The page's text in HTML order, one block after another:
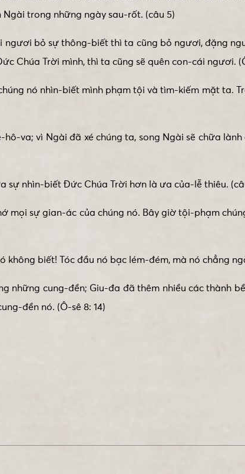
trong những ngày sau-rốt. (câu 5)
ngươi bỏ sự thông-biết thì ta cũng bỏ ngươi, đặng
Chúa Trời mình, thì ta cũng sẽ quên con-cái ngươi.
nó nhìn-biết mình phạm tội và tìm-kiếm mặt ta.
va; vì Ngài đã xé chúng ta, song Ngài sẽ chữa
sự nhìn-biết Đức Chúa Trời hơn là ưa của-lễ thiêu.
mọi sự gian-ác của chúng nó. Bây giờ tội-phạm
không biết! Tóc đầu nó bạc lém-đém, mà nó chẳng
những cung-đền; Giu-đa đã thêm nhiều các thành
đền nó. (Ô-sê 8: 14)